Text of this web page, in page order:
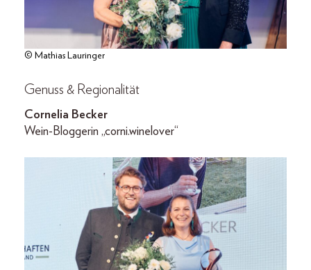
© Mathias Lauringer
Genuss & Regionalität
Cornelia Becker
Wein-Bloggerin „corni.winelover“